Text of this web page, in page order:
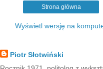
Strona główna
Wyświetl wersję na
Piotr Słotwiński